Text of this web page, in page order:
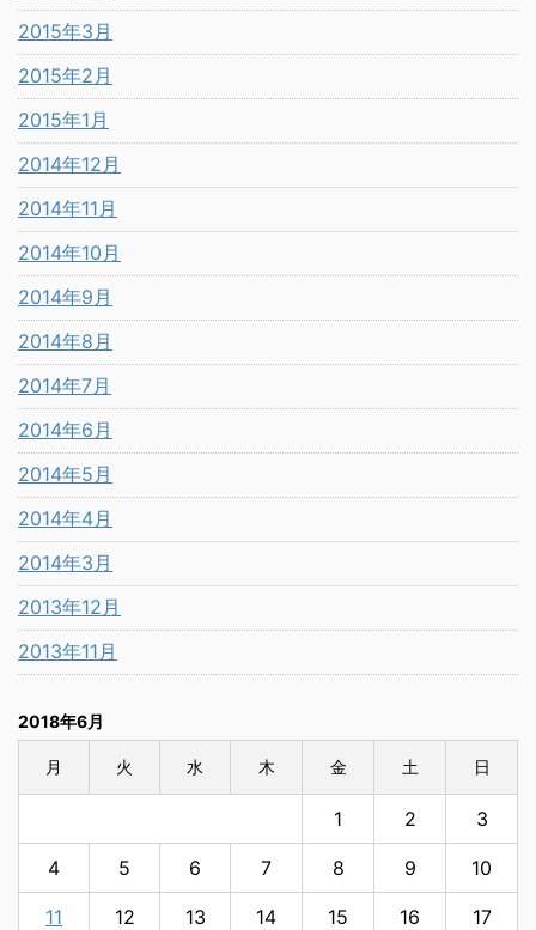
2015年3月
2015年2月
2015年1月
2014年12月
2014年11月
2014年10月
2014年9月
2014年8月
2014年7月
2014年6月
2014年5月
2014年4月
2014年3月
2013年12月
2013年11月
2018年6月
月 火 水 木 金 土 日
1 2 3
4 5 6 7 8 9 10
11 12 13 14 15 16 17